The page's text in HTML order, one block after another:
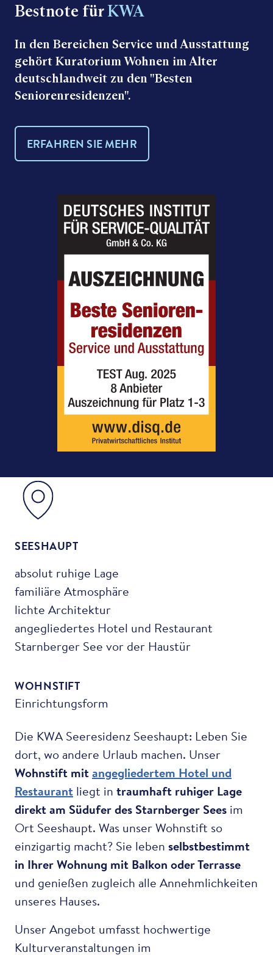
Bestnote fürKWA
In den Bereichen Service und Ausstattung
gehört Kuratorium Wohnen im Alter
deutschlandweit zu den "Besten
Seniorenresidenzen".
ERFAHREN SIE MEHR
SEESHAUPT
absolut ruhige Lage
familiäre Atmosphäre
lichte Architektur
angegliedertes Hotel und Restaurant
Starnberger See vor der Haustür
WOHNSTIFT
Einrichtungsform
Die KWA Seeresidenz Seeshaupt: Leben Sie
dort, wo andere Urlaub machen. Unser
Wohnstift mitangegliedertem Hotel und
Restaurant liegt in traumhaft ruhiger Lage
direkt am Südufer des Starnberger Sees im
Ort Seeshaupt. Was unser Wohnstift so
einzigartig macht? Sie leben selbstbestimmt
in Ihrer Wohnung mit Balkon oder Terrasse
und genießen zugleich alle Annehmlichkeiten
unseres Hauses.
Unser Angebot umfasst hochwertige
Kulturveranstaltungen im